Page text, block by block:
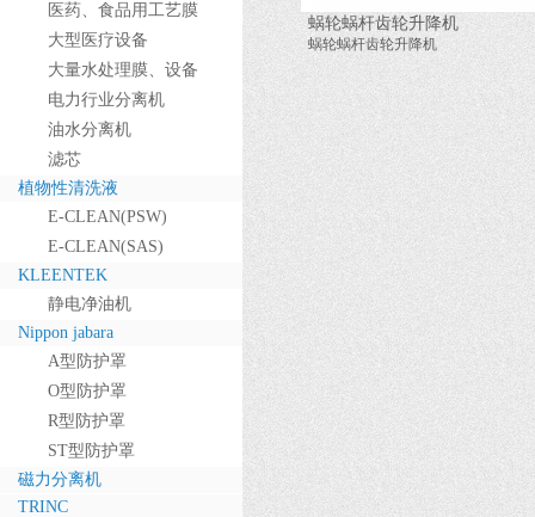
医药、食品用工艺膜
大型医疗设备
大量水处理膜、设备
电力行业分离机
油水分离机
滤芯
植物性清洗液
E-CLEAN(PSW)
E-CLEAN(SAS)
KLEENTEK
静电净油机
Nippon jabara
A型防护罩
O型防护罩
R型防护罩
ST型防护罩
磁力分离机
TRINC
蜗轮蜗杆齿轮升降机
蜗轮蜗杆齿轮升降机